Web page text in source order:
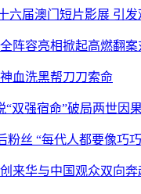
六届澳门短片影展 引
阵容亮相掀起高燃翻案
血洗黑帮刀刀索命
“双强宿命”破局两世因
粉丝 “每代人都要像巧
来华与中国观众双向奔